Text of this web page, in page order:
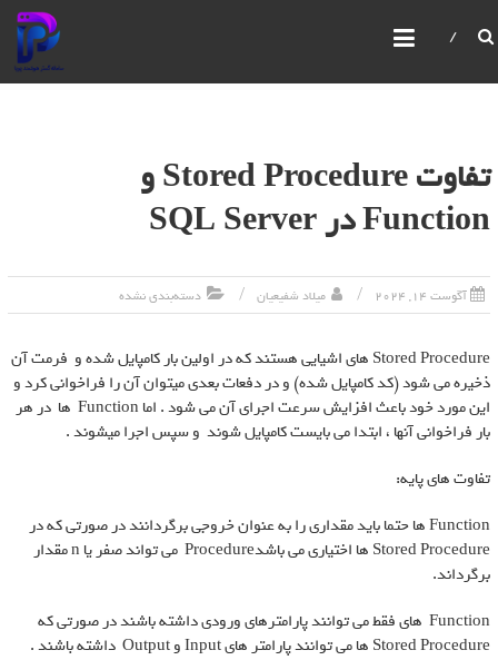
سامانه گستر هوشمند پویا
IBPMS یک سیستم یکپارچه مدیریت فرآیندهای کسب و
سازمان‌ها را با استفاده از رابط‌های گرافیکی فراهم می‌کند
تفاوت Stored Procedure و
Function در SQL Server
آگوست 14, 2024 میلاد شفیعیان دسته‌بندی نشده
Stored Procedure های اشیایی هستند که در اولین بار کامپایل شده و فرمت آن
ذخیره می شود (کد کامپایل شده) و در دفعات بعدی میتوان آن را فراخوانی کرد و
این مورد خود باعث افزایش سرعت اجرای آن می شود . اما Function ها در هر
بار فراخوانی آنها ، ابتدا می بایست کامپایل شوند و سپس اجرا میشوند .
تفاوت های پایه:
Function ها حتما باید مقداری را به عنوان خروجی برگردانند در صورتی که در
Stored Procedure ها اختیاری می باشدProcedure می تواند صفر یا n مقدار
برگرداند.
Function های فقط می توانند پارامترهای ورودی داشته باشند در صورتی که
Stored Procedure ها می توانند پارامتر های Input و Output داشته باشند .